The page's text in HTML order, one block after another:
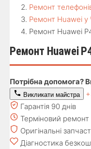
Ремонт
Ремонт Huawei у
Ремонт Huawei
Ремонт Huawei
Потрібна допомога?
Викликати майстра
Гарантія 90 днів
Терміновий ремонт
Оригінальні
Діагностика